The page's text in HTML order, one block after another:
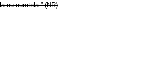
ou curatela.”(NR)